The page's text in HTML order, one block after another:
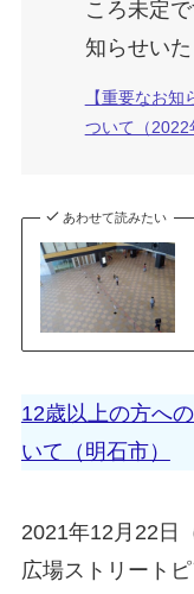
ころ未定
知らせいた
【重要なお
ついて（2022
あわせて読みたい
12歳以上の方へ
いて（明石市）
2021年12月22日
広場ストリート